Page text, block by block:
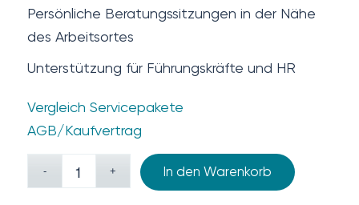
Persönliche Beratungssitzungen in der Nähe
des Arbeitsortes
Unterstützung für Führungskräfte und HR
Vergleich Servicepakete
AGB/Kaufvertrag
In den Warenkorb